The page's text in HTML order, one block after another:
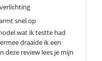
snel op
wat ik testte had
draaide ik een
review lees je mijn